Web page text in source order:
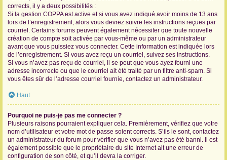
corrects, il y a deux possibilités :
Si la gestion COPPA est active et si vous avez indiqué avoir moins de 13 ans
lors de l’enregistrement, alors vous devrez suivre les instructions reçues par
courriel. Certains forums peuvent également nécessiter que toute nouvelle
création de compte soit activée par vous-même ou par un administrateur
avant que vous puissiez vous connecter. Cette information est indiquée lors
de l’enregistrement. Si vous avez reçu un courriel, suivez ses instructions.
Si vous n’avez pas reçu de courriel, il se peut que vous ayez fourni une
adresse incorrecte ou que le courriel ait été traité par un filtre anti-spam. Si
vous êtes sûr de l’adresse courriel fournie, contactez un administrateur.
Haut
Pourquoi ne puis-je pas me connecter ?
Plusieurs raisons pourraient expliquer cela. Premièrement, vérifiez que votre
nom d’utilisateur et votre mot de passe soient corrects. S’ils le sont, contactez
un administrateur du forum pour vérifier que vous n’avez pas été banni. Il est
également possible que le propriétaire du site Internet ait une erreur de
configuration de son côté, et qu’il devra la corriger.